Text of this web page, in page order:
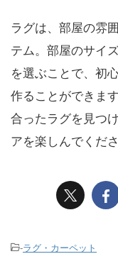
ラグは、部屋の雰
テム。部屋のサイ
を選ぶことで、初
作ることができま
合ったラグを見つ
アを楽しんでくだ
-ラグ・カーペット